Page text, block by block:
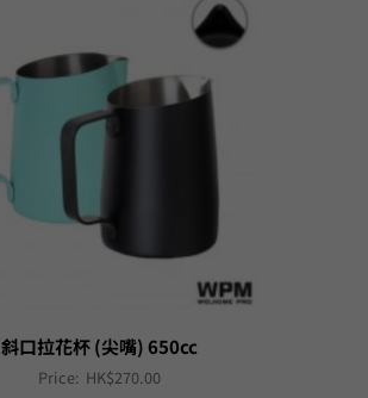
斜口拉花杯 (尖嘴) 650cc
Price: HK$270.00